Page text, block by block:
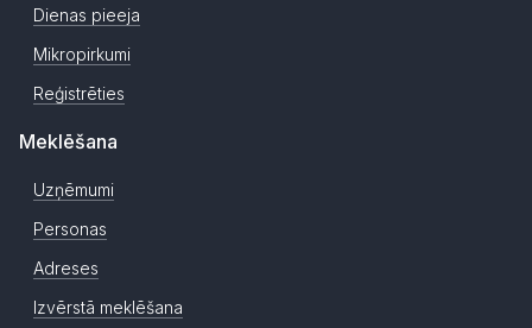
Dienas pieeja
Mikropirkumi
Reģistrēties
Meklēšana
Uzņēmumi
Personas
Adreses
Izvērstā meklēšana